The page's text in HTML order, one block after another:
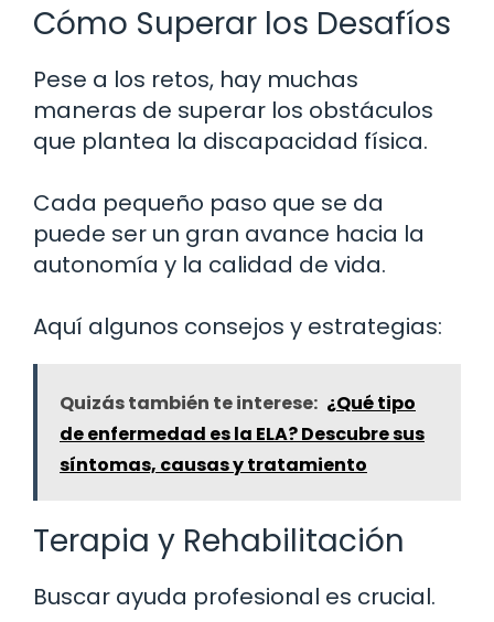
Cómo Superar los Desafíos
Pese a los retos, hay muchas
maneras de superar los obstáculos
que plantea la discapacidad física.
Cada pequeño paso que se da
puede ser un gran avance hacia la
autonomía y la calidad de vida.
Aquí algunos consejos y estrategias:
Quizás también te interese: ¿Qué tipo
de enfermedad es la ELA? Descubre sus
síntomas, causas y tratamiento
Terapia y Rehabilitación
Buscar ayuda profesional es crucial.